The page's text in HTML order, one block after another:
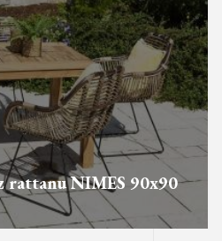
rattanu NIMES 90x90